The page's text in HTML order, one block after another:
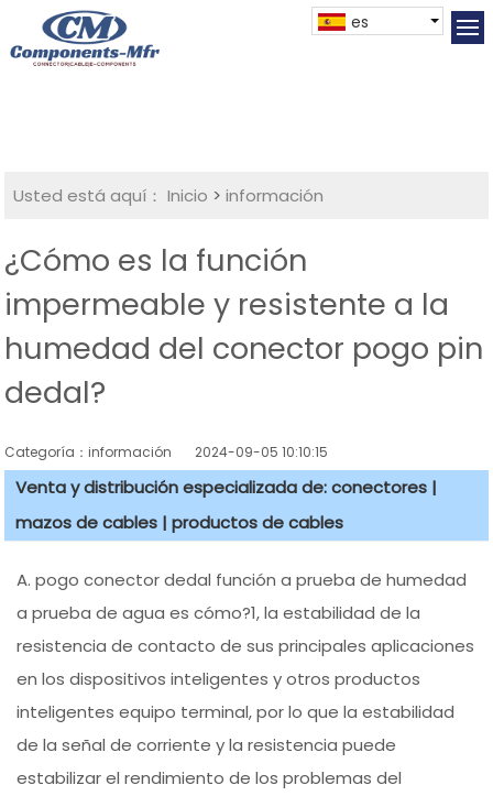
es
Usted está aquí： Inicio >información
¿Cómo es la función
impermeable y resistente a la
humedad del conector pogo pin
dedal?
Categoría：información 2024-09-05 10:10:15
Venta y distribución especializada de: conectores |
mazos de cables | productos de cables
A. pogo conector dedal función a prueba de humedad
a prueba de agua es cómo?1, la estabilidad de la
resistencia de contacto de sus principales aplicaciones
en los dispositivos inteligentes y otros productos
inteligentes equipo terminal, por lo que la estabilidad
de la señal de corriente y la resistencia puede
estabilizar el rendimiento de los problemas del